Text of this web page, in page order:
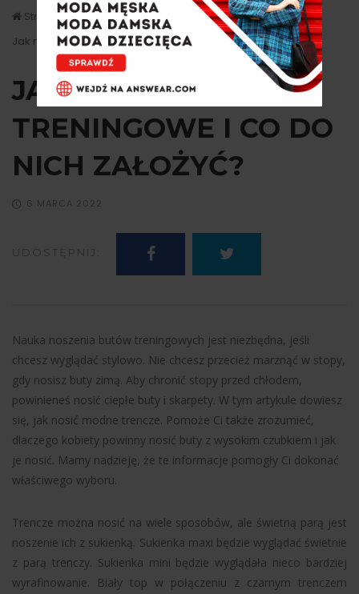
Strona główna
Stylizacje
Jak nosić buty treningowe i co do nich założyć?
JAK NOSIĆ BUTY
TRENINGOWE I CO DO
NICH ZAŁOŻYĆ?
6 MARCA 2022
UDOSTĘPNIJ:
Nauka noszenia butów treningowych jest niezbędna, jeśli
chcesz wyglądać stylowo. Nie chcesz przecież marznąć w stopy,
gdy nosisz buty zimą. Aby chronić stopy przed chłodem,
powinieneś nosić ciepłe buty i skarpety. W tym artykule dowiesz
się, jak nosić modne trencze. Pomoże Ci także zrozumieć,
dlaczego kobiety powinny nosić buty z wysokim czubkiem i jak
je nosić. Mamy nadzieję, że te informacje pomogły Ci dokonać
właściwego wyboru.
Trencze można nosić na wiele sposobów, ale świetną parą jest
noszenie ich z sukienką. Sukienka maxi będzie wyglądać świetnie
z parą trenczy. Sukienka mini będzie wyglądała nieco bardziej
wyrafinowanie. Biały top w połączeniu z czarnym trenczem